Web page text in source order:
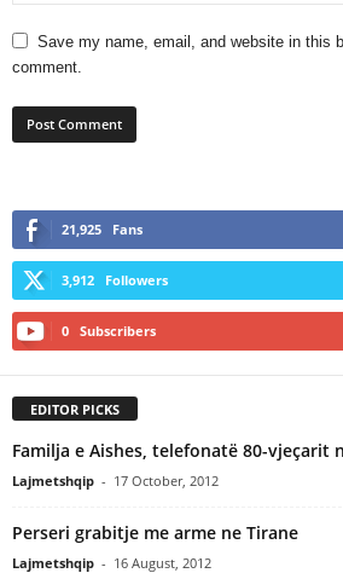
Save my name, email, and website in this
comment.
21,925 Fans
3,912 Followers
0 Subscribers
EDITOR PICKS
Familja e Aishes, telefonatë 80-vjeçarit
Lajmetshqip - 17 October, 2012
Perseri grabitje me arme ne Tirane
Lajmetshqip - 16 August, 2012